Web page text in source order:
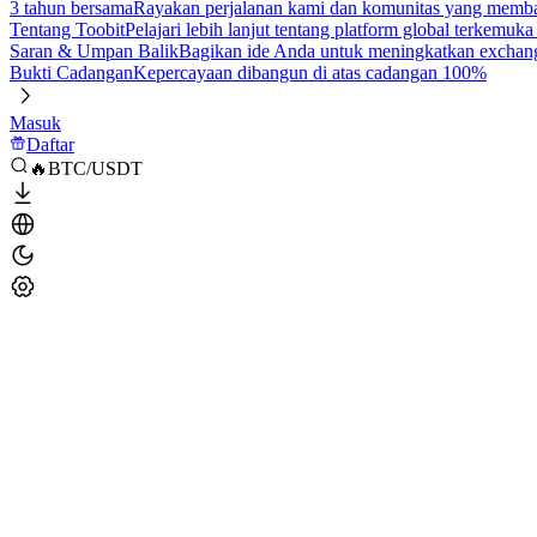
3 tahun bersamaRayakan perjalanan kami dan komunitas yang
Tentang ToobitPelajari lebih lanjut tentang platform global terkemuka
Saran & Umpan BalikBagikan ide Anda untuk meningkatkan
Bukti CadanganKepercayaan dibangun di atas cadangan 100%
Masuk
Daftar
🔥BTC/USDT